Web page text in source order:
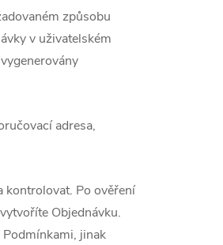
způsobu
v uživatelském
adresa,
kontrolovat. Po ověření
Objednávku.
jinak